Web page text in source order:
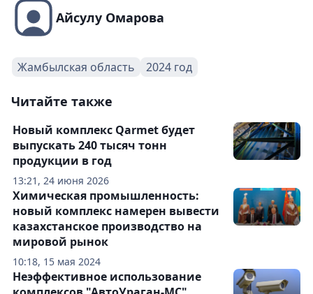
Айсулу Омарова
Жамбылская область 2024 год
Читайте также
13:21, 24 июня 2026
Новый комплекс Qarmet будет
выпускать 240 тысяч тонн
продукции в год
10:18, 15 мая 2024
Химическая промышленность:
новый комплекс намерен вывести
казахстанское производство на
мировой рынок
Неэффективное использование